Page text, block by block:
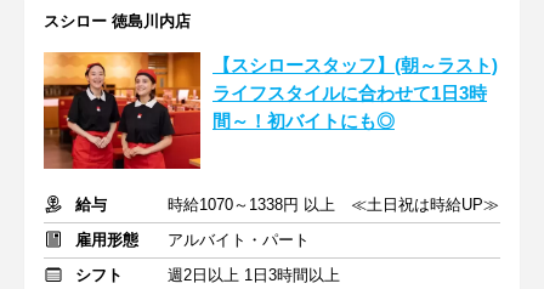
スシロー 徳島川内店
【スシロースタッフ】(朝～ラスト)
ライフスタイルに合わせて1日3時
間～！初バイトにも◎
給与
時給1070～1338円 以上 ≪土日祝は時給UP≫
雇用形態
アルバイト・パート
シフト
週2日以上 1日3時間以上